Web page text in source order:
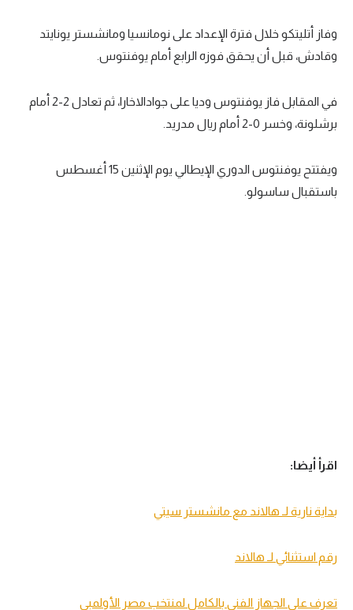
وفاز أتليتكو خلال فترة الإعداد على نومانسيا ومانشستر يونايتد
وقادش، قبل أن يحقق فوزه الرابع أمام يوفنتوس.
في المقابل فاز يوفنتوس وديا على جوادالاخارا، ثم تعادل 2-2 أمام
برشلونة، وخسر 0-2 أمام ريال مدريد.
ويفتتح يوفنتوس الدوري الإيطالي يوم الإثنين 15 أغسطس
باستقبال ساسولو.
اقرأ أيضا:
بداية نارية لـ هالاند مع مانشستر سيتي
رقم استثنائي لـ هالاند
تعرف على الجهاز الفني بالكامل لمنتخب مصر الأولمبي